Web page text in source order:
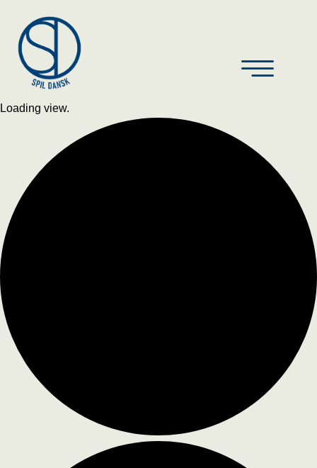
Loading view.